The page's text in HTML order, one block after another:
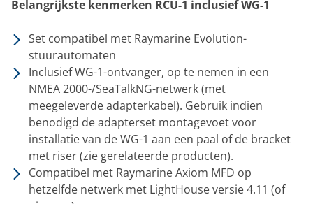
Belangrijkste kenmerken RCU-1 inclusief WG-1
Set compatibel met Raymarine Evolution-
stuurautomaten
Inclusief WG-1-ontvanger, op te nemen in een
NMEA 2000-/SeaTalkNG-netwerk (met
meegeleverde adapterkabel). Gebruik indien
benodigd de adapterset montagevoet voor
installatie van de WG-1 aan een paal of de bracket
met riser (zie gerelateerde producten).
Compatibel met Raymarine Axiom MFD op
hetzelfde netwerk met LightHouse versie 4.11 (of